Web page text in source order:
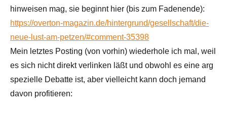
hinweisen mag, sie beginnt hier (bis zum Fadenende):
https://overton-magazin.de/hintergrund/gesellschaft/die-
neue-lust-am-petzen/#comment-35398
Mein letztes Posting (von vorhin) wiederhole ich mal, weil
es sich nicht direkt verlinken läßt und obwohl es eine arg
spezielle Debatte ist, aber vielleicht kann doch jemand
davon profitieren: